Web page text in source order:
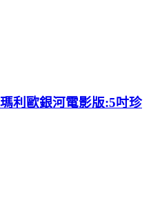
利歐銀河電影版:5吋珍